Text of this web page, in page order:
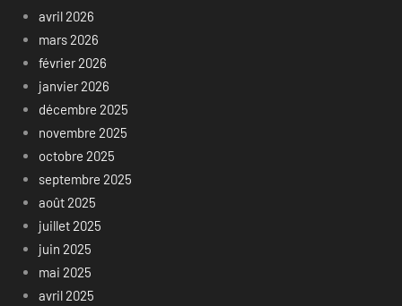
avril 2026
mars 2026
février 2026
janvier 2026
décembre 2025
novembre 2025
octobre 2025
septembre 2025
août 2025
juillet 2025
juin 2025
mai 2025
avril 2025